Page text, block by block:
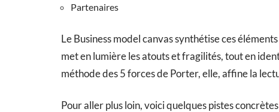
Partenaires
Le Business model canvas synthétise ces
met en lumière les atouts et fragilités, tout en
méthode des 5 forces de Porter, elle, affine la
Pour aller plus loin, voici quelques pistes